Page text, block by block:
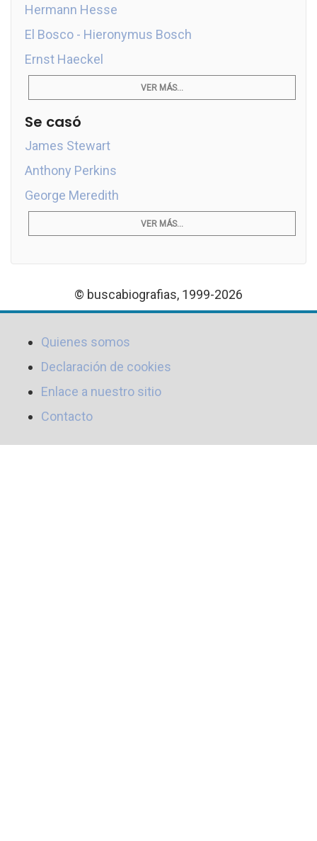
Hermann Hesse
El Bosco - Hieronymus Bosch
Ernst Haeckel
VER MÁS...
Se casó
James Stewart
Anthony Perkins
George Meredith
VER MÁS...
© buscabiografias, 1999-2026
Quienes somos
Declaración de cookies
Enlace a nuestro sitio
Contacto